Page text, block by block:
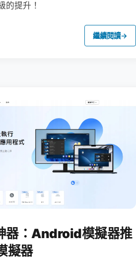
的提升！
繼續閱讀→
器：Android模擬器推
擬器